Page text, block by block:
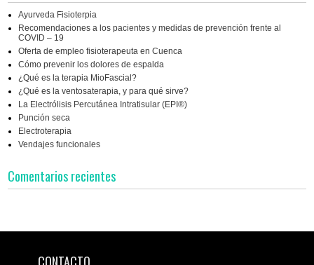
Ayurveda Fisioterpia
Recomendaciones a los pacientes y medidas de prevención frente al
COVID – 19
Oferta de empleo fisioterapeuta en Cuenca
Cómo prevenir los dolores de espalda
¿Qué es la terapia MioFascial?
¿Qué es la ventosaterapia, y para qué sirve?
La Electrólisis Percutánea Intratisular (EPI®)
Punción seca
Electroterapia
Vendajes funcionales
Comentarios recientes